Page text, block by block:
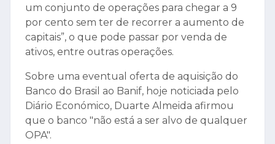
um conjunto de operações para chegar a 9
por cento sem ter de recorrer a aumento de
capitais”, o que pode passar por venda de
ativos, entre outras operações.
Sobre uma eventual oferta de aquisição do
Banco do Brasil ao Banif, hoje noticiada pelo
Diário Económico, Duarte Almeida afirmou
que o banco "não está a ser alvo de qualquer
OPA".